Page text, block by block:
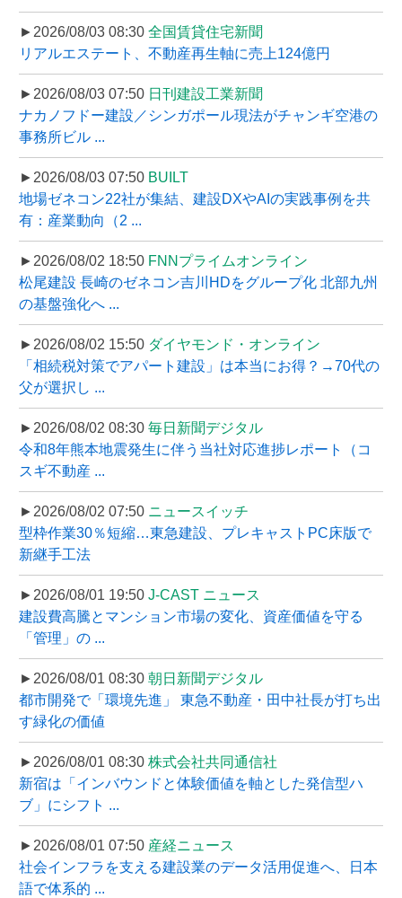
►2026/08/03 08:30 全国賃貸住宅新聞
リアルエステート、不動産再生軸に売上124億円
►2026/08/03 07:50 日刊建設工業新聞
ナカノフドー建設／シンガポール現法がチャンギ空港の
事務所ビル ...
►2026/08/03 07:50 BUILT
地場ゼネコン22社が集結、建設DXやAIの実践事例を共
有：産業動向（2 ...
►2026/08/02 18:50 FNNプライムオンライン
松尾建設 長崎のゼネコン吉川HDをグループ化 北部九州
の基盤強化へ ...
►2026/08/02 15:50 ダイヤモンド・オンライン
「相続税対策でアパート建設」は本当にお得？→70代の
父が選択し ...
►2026/08/02 08:30 毎日新聞デジタル
令和8年熊本地震発生に伴う当社対応進捗レポート（コ
スギ不動産 ...
►2026/08/02 07:50 ニュースイッチ
型枠作業30％短縮…東急建設、プレキャストPC床版で
新継手工法
►2026/08/01 19:50 J-CAST ニュース
建設費高騰とマンション市場の変化、資産価値を守る
「管理」の ...
►2026/08/01 08:30 朝日新聞デジタル
都市開発で「環境先進」 東急不動産・田中社長が打ち出
す緑化の価値
►2026/08/01 08:30 株式会社共同通信社
新宿は「インバウンドと体験価値を軸とした発信型ハ
ブ」にシフト ...
►2026/08/01 07:50 産経ニュース
社会インフラを支える建設業のデータ活用促進へ、日本
語で体系的 ...